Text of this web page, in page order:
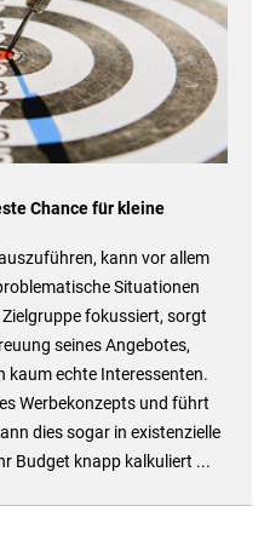
Chance für kleine
kann vor allem
Situationen
fokussiert, sorgt
seines Angebotes,
kaum echte Interessenten.
Werbekonzepts und führt
dies sogar in existenzielle
Budget knapp kalkuliert ...